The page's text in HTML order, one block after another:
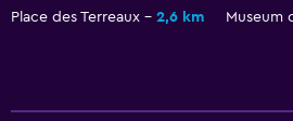
Guarda-roupa ou armário
Cofre para notebook
Place des Terreaux
2,6 km